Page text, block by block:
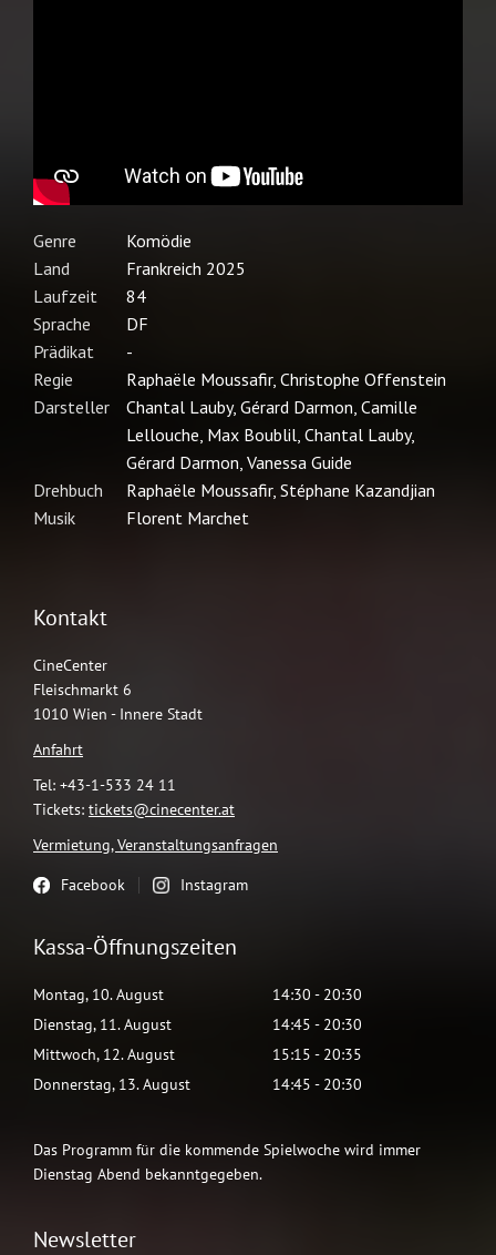
Kontakt
CineCenter
Fleischmarkt 6
1010 Wien - Innere Stadt
Anfahrt
Tel: +43-1-533 24 11
Tickets: tickets@cinecenter.at
Vermietung, Veranstaltungsanfragen
Facebook Instagram
Kassa-Öffnungszeiten
Montag, 10.August 14:30 - 20:30
Dienstag, 11.August 14:45 - 20:30
Mittwoch, 12.August 15:15 - 20:35
Donnerstag, 13.August 14:45 - 20:30
Das Programm für die kommende Spielwoche wird immer
Dienstag Abend bekanntgegeben.
Newsletter